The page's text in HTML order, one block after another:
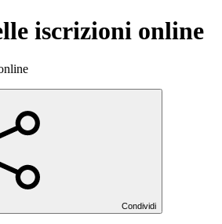
iscrizioni online
Condividi